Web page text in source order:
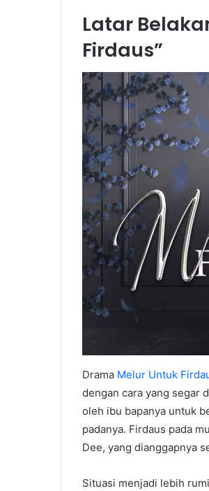
Latar
Firdaus”
Drama Melur Untuk
dengan cara yang segar
oleh ibu bapanya untuk
padanya. Firdaus pada
Dee, yang dianggapnya
Situasi menjadi lebih